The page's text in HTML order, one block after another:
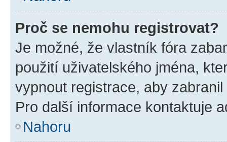
Proč se nemohu registrovat?
Je možné, že vlastník fóra
použití uživatelského jména,
vypnout registrace, aby
Pro další informace kontaktuje
Nahoru